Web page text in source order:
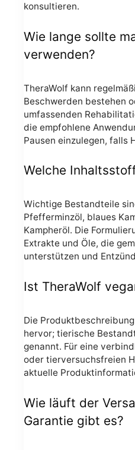
konsultieren.
Wie lange sollte
verwenden?
TheraWolf kann
Beschwerden bestehen
umfassenden
die empfohlene
Pausen einzulegen, falls
Welche
Wichtige Bestandteile
Pfefferminzöl, blaues
Kampheröl. Die
Extrakte und Öle, die
unterstützen und
Ist TheraWolf
Die
hervor; tierische
genannt. Für eine
oder tierversuchsfreien
aktuelle
Wie läuft der
Garantie gibt es?